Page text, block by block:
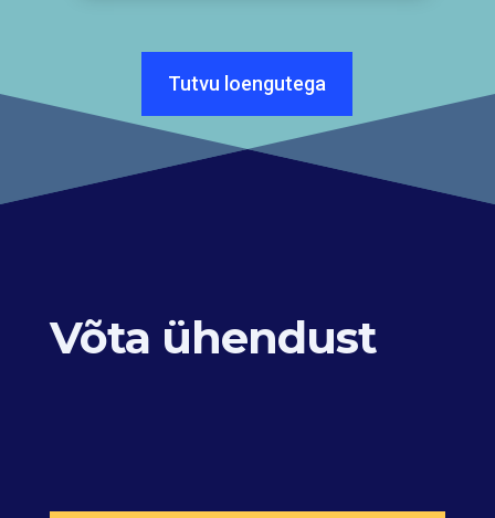
Tutvu loengutega
Võta ühendust